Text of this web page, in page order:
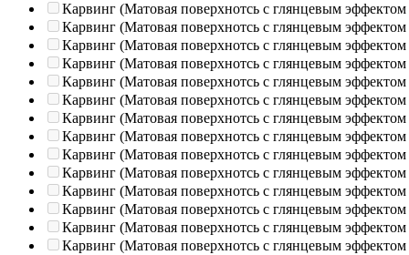
Карвинг (Матовая поверхнотсь с глянцевым эффектом
Карвинг (Матовая поверхнотсь с глянцевым эффектом
Карвинг (Матовая поверхнотсь с глянцевым эффектом
Карвинг (Матовая поверхнотсь с глянцевым эффектом
Карвинг (Матовая поверхнотсь с глянцевым эффектом
Карвинг (Матовая поверхнотсь с глянцевым эффектом
Карвинг (Матовая поверхнотсь с глянцевым эффектом
Карвинг (Матовая поверхнотсь с глянцевым эффектом
Карвинг (Матовая поверхнотсь с глянцевым эффектом
Карвинг (Матовая поверхнотсь с глянцевым эффектом
Карвинг (Матовая поверхнотсь с глянцевым эффектом
Карвинг (Матовая поверхнотсь с глянцевым эффектом
Карвинг (Матовая поверхнотсь с глянцевым эффектом
Карвинг (Матовая поверхнотсь с глянцевым эффектом